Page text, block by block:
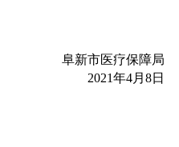
阜新市医疗保障局
2021年4月8日